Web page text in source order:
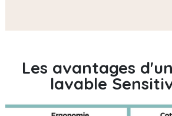
Les avantages
lavable